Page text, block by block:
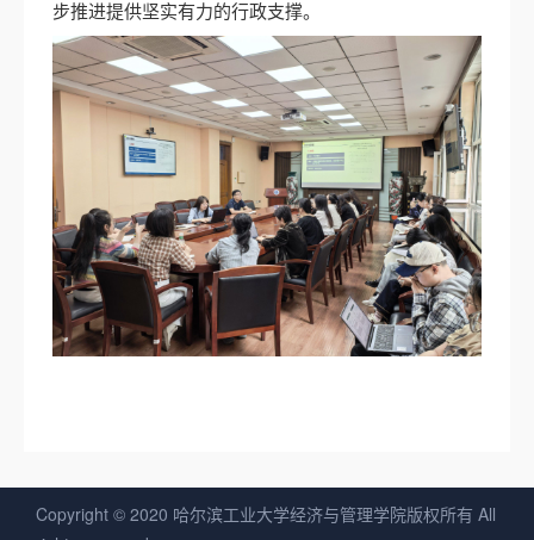
步推进提供坚实有力的行政支撑。
Copyright © 2020 哈尔滨工业大学经济与管理学院版权所有 All